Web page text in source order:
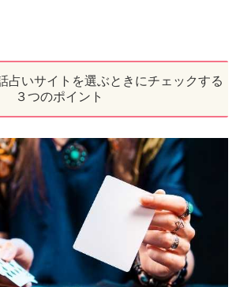
占いサイトを選ぶときにチェックする
３つのポイント